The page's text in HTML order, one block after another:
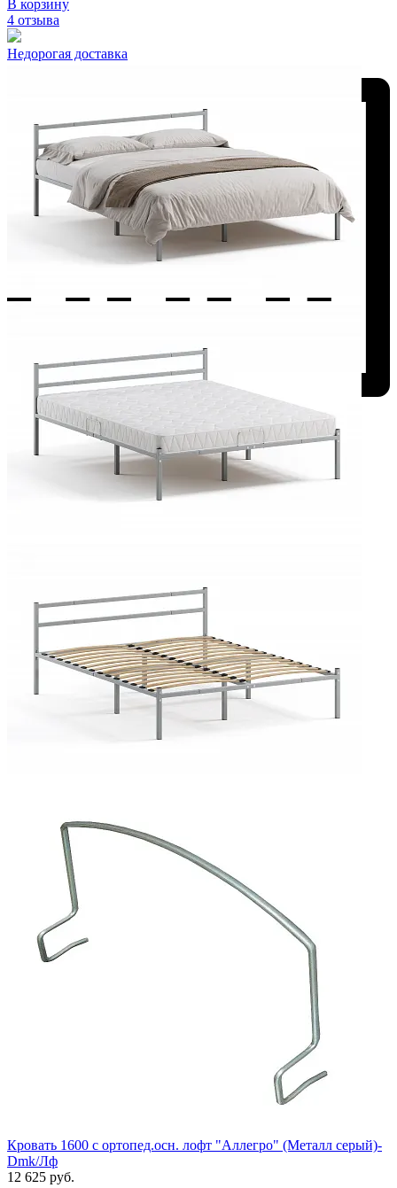
В корзину
4 отзыва
Добавить к сравнению
Недорогая доставка
Кровать 1600 с ортопед.осн. лофт "Аллегро" (Металл серый)-
Dmk/Лф
12 625 руб.